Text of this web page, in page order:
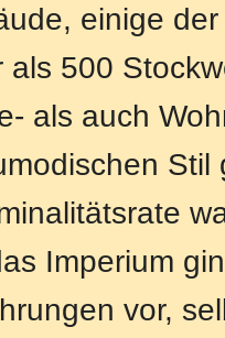
einige
als 500
als auch
Imperium
vor,